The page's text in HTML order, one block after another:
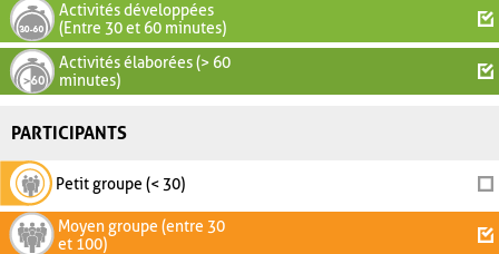
Activités développées
(Entre 30 et 60 minutes)
Activités élaborées (> 60
minutes)
PARTICIPANTS
Petit groupe (< 30)
Moyen groupe (entre 30
et 100)